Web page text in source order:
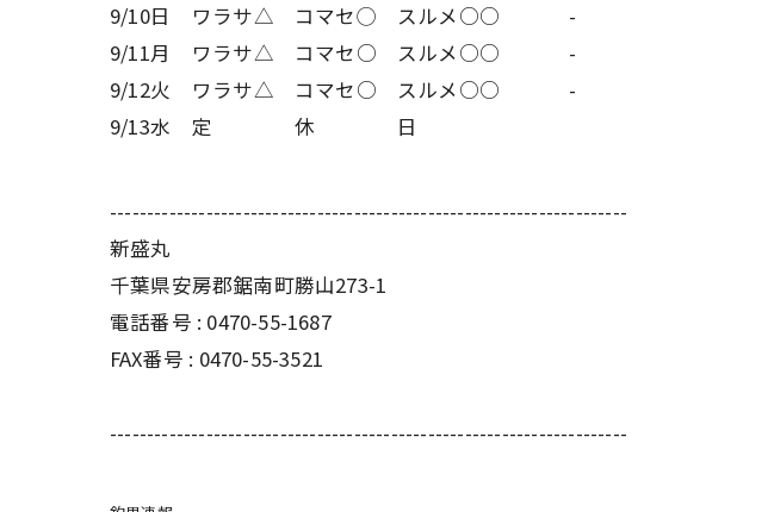
9/10日
ワラサ△ コマセ◯ スルメ○○
-
9/11月
ワラサ△ コマセ○ スルメ○○
-
9/12火
ワラサ△ コマセ○ スルメ○○
-
9/13水
定 休 日
----------------------------------------------------------------------
新盛丸
千葉県安房郡鋸南町勝山273-1
電話番号 : 0470-55-1687
FAX番号 : 0470-55-3521
----------------------------------------------------------------------